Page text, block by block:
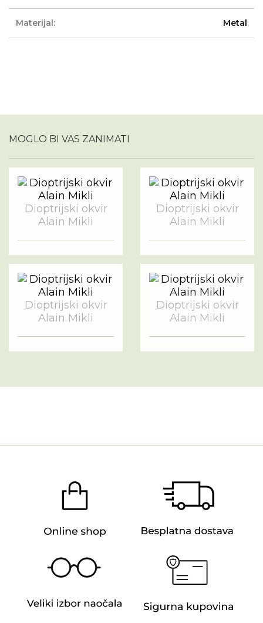
Materijal: Metal
MOGLO BI VAS ZANIMATI
Dioptrijski okvir
Alain Mikli
Dioptrijski okvir
Alain Mikli
Dioptrijski okvir
Alain Mikli
Dioptrijski okvir
Alain Mikli